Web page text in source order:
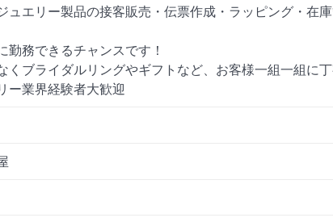
エリー製品の接客販売・伝票作成・ラッピング・在
務できるチャンスです！
くブライダルリングやギフトなど、お客様一組一組に
ー業界経験者大歓迎